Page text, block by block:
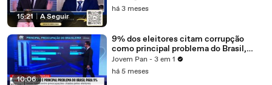
15:21 | A Seguir
há 3 meses
10:06
9% dos eleitores citam corrupção
como principal problema do Brasil,
segundo Datafolha
Jovem Pan - 3 em 1
há 5 meses